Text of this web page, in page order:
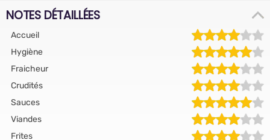
NOTES DÉTAILLÉES
Accueil
Hygiène
Fraicheur
Crudités
Sauces
Viandes
Frites